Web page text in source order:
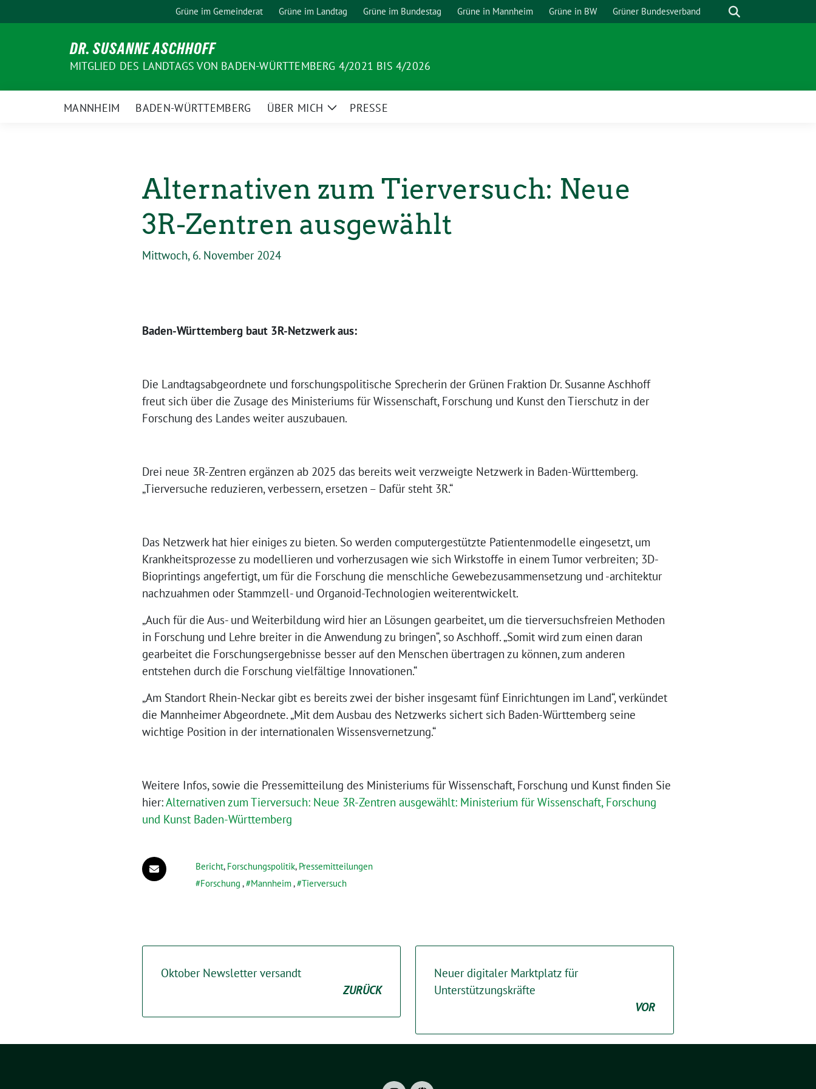
zum
Grüne im Gemeinderat Grüne im Landtag Grüne im Bundestag Grüne in Mannheim Grüne in BW Grüner Bundesverband Suche
DR. SUSANNE ASCHHOFF
MITGLIED DES LANDTAGS VON BADEN-WÜRTTEMBERG 4/2021 BIS 4/2026
MANNHEIM BADEN-WÜRTTEMBERG ÜBER MICH
ZeigePRESSE
Alternativen zum Tierversuch: Neue
3R-Zentren ausgewählt
Mittwoch, 6. November 2024
Baden-Württemberg baut 3R-Netzwerk aus:
Die Landtagsabgeordnete und forschungspolitische Sprecherin der Grünen Fraktion Dr. Susanne Aschhoff
freut sich über die Zusage des Ministeriums für Wissenschaft, Forschung und Kunst den Tierschutz in der
Forschung des Landes weiter auszubauen.
Drei neue 3R-Zentren ergänzen ab 2025 das bereits weit verzweigte Netzwerk in Baden-Württemberg.
„Tierversuche reduzieren, verbessern, ersetzen – Dafür steht 3R.“
Das Netzwerk hat hier einiges zu bieten. So werden computergestützte Patientenmodelle eingesetzt, um
Krankheitsprozesse zu modellieren und vorherzusagen wie sich Wirkstoffe in einem Tumor verbreiten; 3D-
Bioprintings angefertigt, um für die Forschung die menschliche Gewebezusammensetzung und -architektur
nachzuahmen oder Stammzell- und Organoid-Technologien weiterentwickelt.
„Auch für die Aus- und Weiterbildung wird hier an Lösungen gearbeitet, um die tierversuchsfreien Methoden
in Forschung und Lehre breiter in die Anwendung zu bringen“, so Aschhoff. „Somit wird zum einen daran
gearbeitet die Forschungsergebnisse besser auf den Menschen übertragen zu können, zum anderen
entstehen durch die Forschung vielfältige Innovationen.“
„Am Standort Rhein-Neckar gibt es bereits zwei der bisher insgesamt fünf Einrichtungen im Land“, verkündet
die Mannheimer Abgeordnete. „Mit dem Ausbau des Netzwerks sichert sich Baden-Württemberg seine
wichtige Position in der internationalen Wissensvernetzung.“
Weitere Infos, sowie die Pressemitteilung des Ministeriums für Wissenschaft, Forschung und Kunst finden Sie
hier:Alternativen zum Tierversuch: Neue 3R-Zentren ausgewählt: Ministerium für Wissenschaft, Forschung
und Kunst Baden-Württemberg
Bericht, Forschungspolitik, Pressemitteilungen
Forschung , Mannheim, Tierversuch
Oktober Newsletter versandt
ZURÜCK
Neuer digitaler Marktplatz für
Unterstützungskräfte
VOR